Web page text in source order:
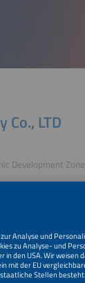
LTD
Development Zone